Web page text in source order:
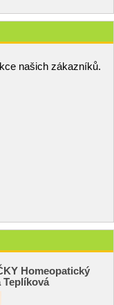
našich zákazníků.
Homeopatický
Teplíková